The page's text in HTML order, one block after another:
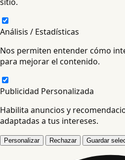
Análisis / Estadísticas
Nos permiten entender cómo
para mejorar el contenido.
Publicidad Personalizada
Habilita anuncios y
adaptadas a tus intereses.
Personalizar Rechazar Guardar